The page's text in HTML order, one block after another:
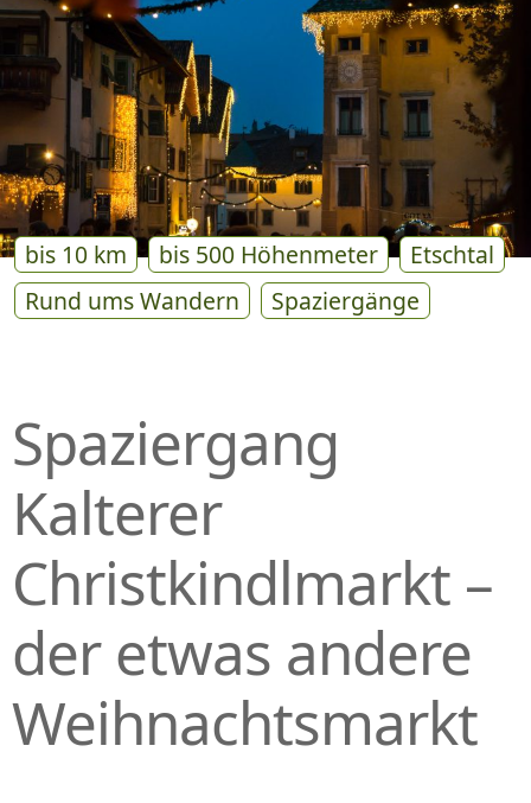
P
R
I
N
G
E
N
bis 10 km bis 500 Höhenmeter
Etschtal
Rund ums Wandern
Spaziergänge
Spaziergang
Kalterer
Christkindlmarkt –
der etwas andere
Weihnachtsmarkt